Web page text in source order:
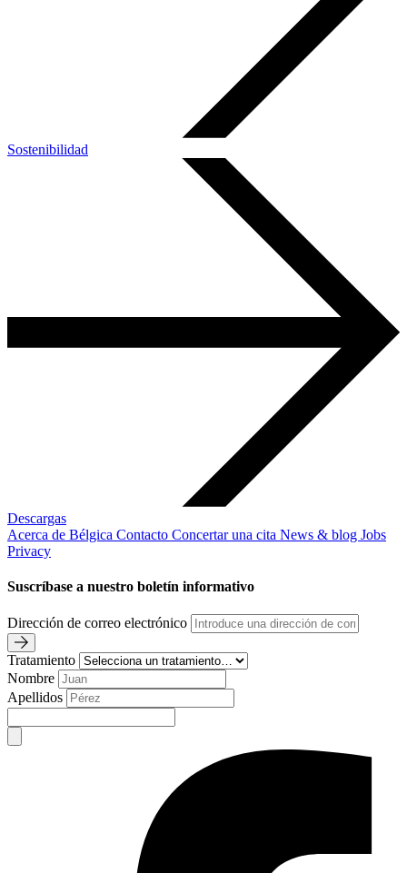
Sostenibilidad
Descargas
Acerca de Bélgica Contacto Concertar una cita News & blog Jobs
Privacy
Suscríbase a nuestro boletín informativo
Dirección de correo electrónico
Tratamiento
Nombre
Apellidos